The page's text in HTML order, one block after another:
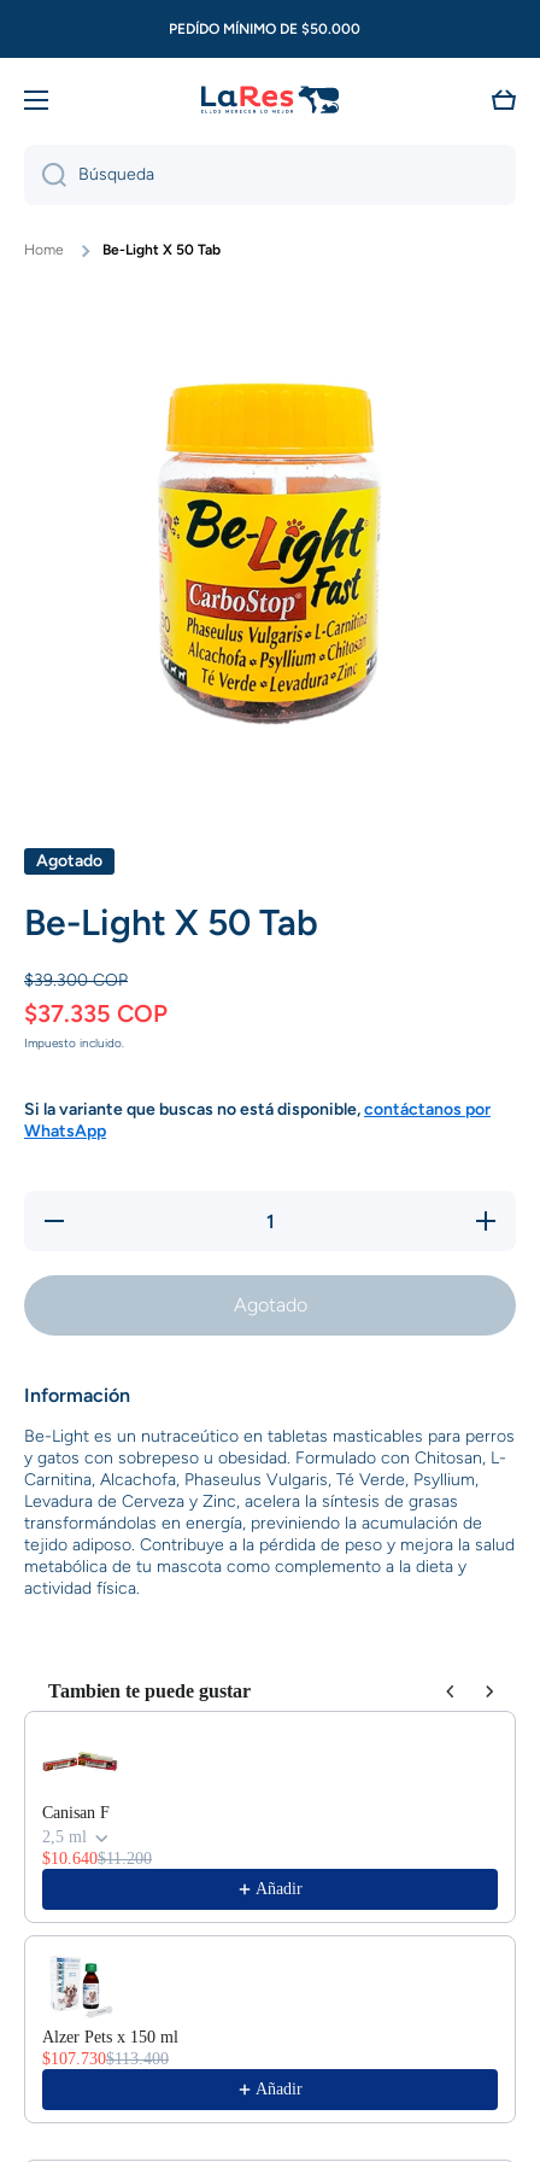
Ir directamente al contenidoPEDÍDO MÍNIMO DE $50.000
Búsqueda
Home Be-Light X 50 Tab
Agotado
Be-Light X 50 Tab
$39.300 COP
$37.335 COP
Impuesto incluido.
Si la variante que buscas no está disponible,contáctanos por
WhatsApp
Reducir
Aumentar
cantidad
50 Tab
Agotado
Información
Be-Light es un nutraceútico en tabletas masticables para perros
y gatos con sobrepeso u obesidad. Formulado con Chitosan, L-
Carnitina, Alcachofa, Phaseulus Vulgaris, Té Verde, Psyllium,
Levadura de Cerveza y Zinc, acelera la síntesis de grasas
transformándolas en energía, previniendo la acumulación de
tejido adiposo. Contribuye a la pérdida de peso y mejora la salud
metabólica de tu mascota como complemento a la dieta y
actividad física.
Tambien te puede gustar
Use the Previous and Next buttons to navigate through product
Canisan F
2,5 ml
$10.640$11.200
Añadir
Alzer Pets x 150 ml
$107.730$113.400
Añadir